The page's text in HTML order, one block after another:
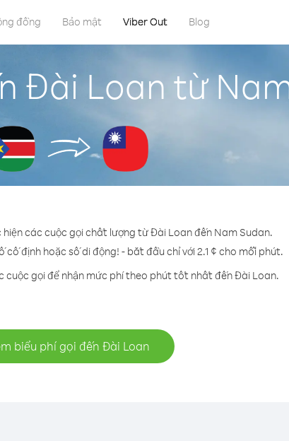
đồng Bảo mật Viber Out Blog
Đài Loan từ
các cuộc gọi chất lượng từ Đài Loan đến Nam Sudan.
định hoặc số di động! - bắt đầu chỉ với 2.1 ¢ cho mỗi phút.
cuộc gọi để nhận mức phí theo phút tốt nhất đến Đài Loan.
biểu phí gọi đến Đài Loan